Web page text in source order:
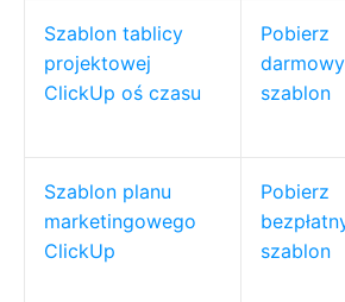
Szablon tablicy
projektowej
ClickUp oś czasu
Pobierz
darmowy
szablon
Szablon planu
marketingowego
ClickUp
Pobierz
szablon